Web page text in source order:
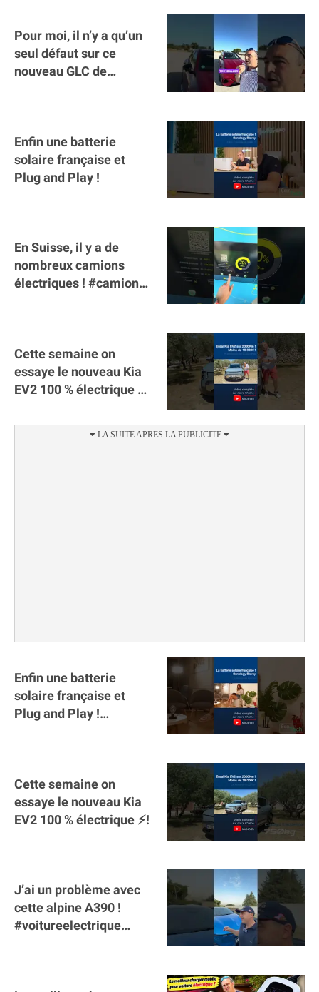
Pour moi, il n’y a qu’un
seul défaut sur ce
nouveau GLC de
Enfin une batterie
solaire française et
Plug and Play !
En Suisse, il y a de
nombreux camions
électriques ! #camion
Cette semaine on
essaye le nouveau Kia
EV2 100 % électrique ⚡️!
autonomie.
Enfin une batterie
solaire française et
Plug and Play !
Cette semaine on
essaye le nouveau Kia
EV2 100 % électrique ⚡️!
J’ai un problème avec
cette alpine A390 !
#voitureelectrique